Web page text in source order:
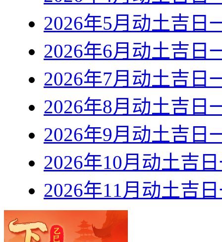
2026年5月动土吉日
2026年6月动土吉日
2026年7月动土吉日
2026年8月动土吉日
2026年9月动土吉日
2026年10月动土吉
2026年11月动土吉